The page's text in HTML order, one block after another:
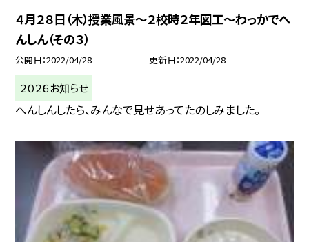
４月２８日（木）授業風景〜２校時２年図工〜わっかでへ
んしん（その３）
公開日 2022/04/28 更新日 2022/04/28
２０２６お知らせ
へんしんしたら、みんなで見せあってたのしみました。